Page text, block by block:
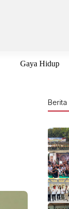
Gaya Hidup